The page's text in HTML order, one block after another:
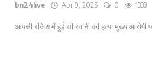
bn24live Apr 9, 2025 0 1333
आपसी रंजिश में हुई थी रवानी की हत्या मुख्य आरोपी